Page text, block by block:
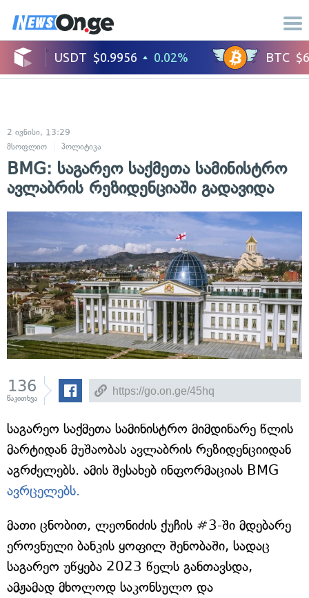
2 ივნისი, 13:29
მსოფლიო
პოლიტიკა
BMG: საგარეო საქმეთა სამინისტრო
ავლაბრის რეზიდენციაში გადავიდა
136
წაკითხვა
საგარეო საქმეთა სამინისტრო მიმდინარე წლის
მარტიდან მუშაობას ავლაბრის რეზიდენციიდან
აგრძელებს. ამის შესახებ ინფორმაციას BMG
ავრცელებს.
მათი ცნობით, ლეონიძის ქუჩის #3-ში მდებარე
ეროვნული ბანკის ყოფილ შენობაში, სადაც
საგარეო უწყება 2023 წელს განთავსდა,
ამჟამად მხოლოდ საკონსულო და